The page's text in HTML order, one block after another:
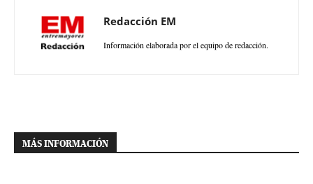
Redacción EM
Información elaborada por el equipo de redacción.
MÁS INFORMACIÓN